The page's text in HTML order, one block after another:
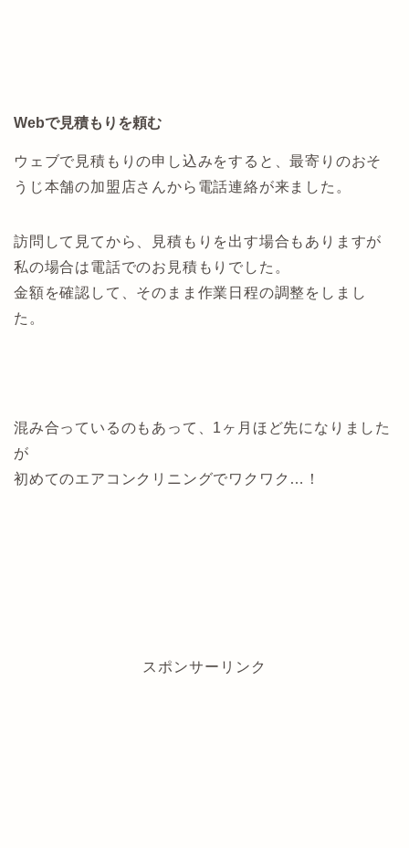
Webで見積もりを頼む
ウェブで見積もりの申し込みをすると、最寄りのおそ
うじ本舗の加盟店さんから電話連絡が来ました。
訪問して見てから、見積もりを出す場合もありますが
私の場合は電話でのお見積もりでした。
金額を確認して、そのまま作業日程の調整をしまし
た。
混み合っているのもあって、1ヶ月ほど先になりました
が
初めてのエアコンクリニングでワクワク…！
スポンサーリンク